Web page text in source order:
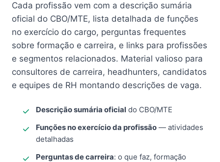
Cada profissão vem com a descrição sumária
oficial do CBO/MTE, lista detalhada de funções
no exercício do cargo, perguntas frequentes
sobre formação e carreira, e links para profissões
e segmentos relacionados. Material valioso para
consultores de carreira, headhunters, candidatos
e equipes de RH montando descrições de vaga.
Descrição sumária oficial do CBO/MTE
Funções no exercício da profissão — atividades
detalhadas
Perguntas de carreira: o que faz, formação